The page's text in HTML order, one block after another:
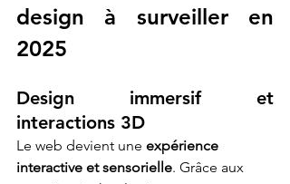
design à surveiller en
2025
Design immersif et
interactions 3D
Le web devient une expérience
interactive et sensorielle. Grâce aux